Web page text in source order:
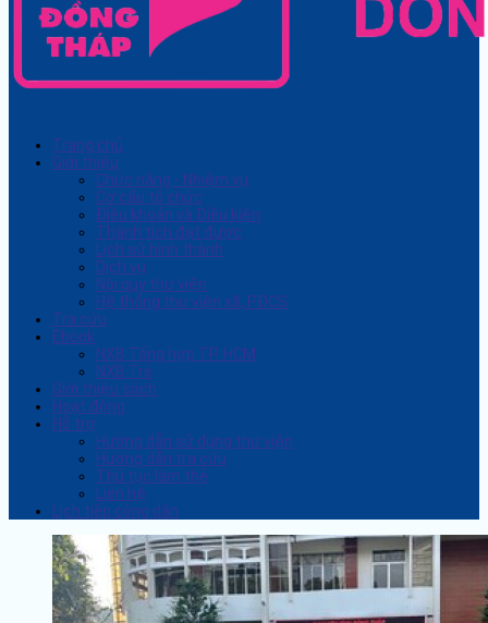
Trang chủ
Giới thiệu
Chức năng - Nhiệm vụ
Cơ cấu tổ chức
Điều khoản và Điều kiện
Thành tích đạt được
Lịch sử hình thành
Dịch vụ
Nội quy thư viện
Hệ thống thư viện xã, PĐCS
Tra cứu
Ebook
NXB Tổng hợp TP. HCM
NXB Trẻ
Giới thiệu sách
Hoạt động
Hỗ trợ
Hướng dẫn sử dụng thư viện
Hướng dẫn tra cứu
Thủ tục làm thẻ
Liên hệ
Lịch tiếp công dân